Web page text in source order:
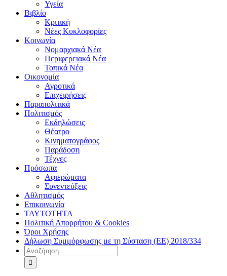
Υγεία
Βιβλίο
Κριτική
Νέες Κυκλοφορίες
Κοινωνία
Νομαρχιακά Νέα
Περιφερειακά Νέα
Τοπικά Νέα
Οικονομία
Αγροτικά
Επιχειρήσεις
Παραπολιτικά
Πολιτισμός
Εκδηλώσεις
Θέατρο
Κινηματογράφος
Παράδοση
Τέχνες
Πρόσωπα
Αφιερώματα
Συνεντεύξεις
Αθλητισμός
Επικοινωνία
ΤΑΥΤΟΤΗΤΑ
Πολιτική Απορρήτου & Cookies
Όροι Χρήσης
Δήλωση Συμμόρφωσης με τη Σύσταση (ΕΕ) 2018/334
Αναζήτηση
για: